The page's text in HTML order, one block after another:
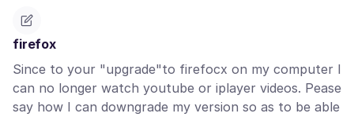
firefox
Since to your "upgrade"to firefocx on my computer I
can no longer watch youtube or iplayer videos. Pease
say how I can downgrade my version so as to be able